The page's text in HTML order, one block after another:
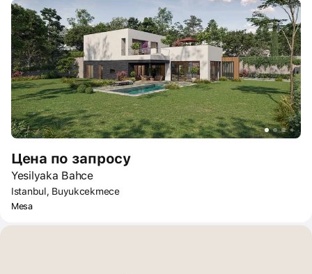
Цена по запросу
Yesilyaka Bahce
Istanbul, Buyukcekmece
Mesa